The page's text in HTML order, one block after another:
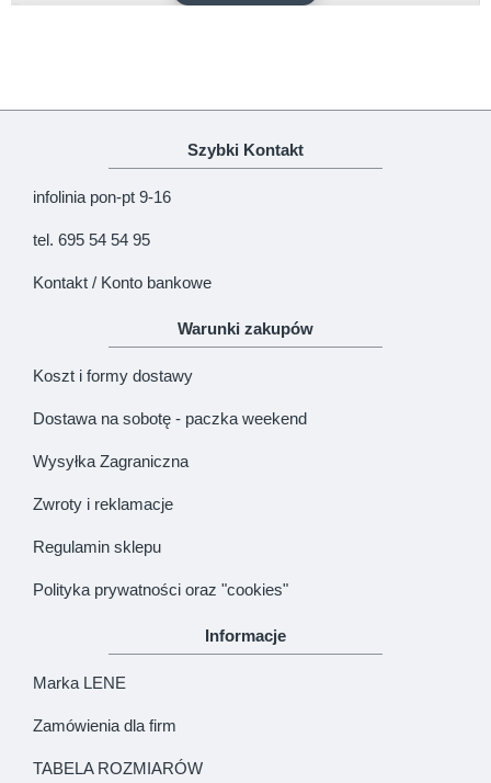
Twoja opinia
ZłaSzybki Kontakt
infolinia pon-pt 9-16
tel. 695 54 54 95
Kontakt / Konto bankowe
Warunki zakupów
Koszt i formy dostawy
Dostawa na sobotę - paczka weekend
Wysyłka Zagraniczna
Zwroty i reklamacje
Regulamin sklepu
Polityka prywatności oraz "cookies"
Informacje
Marka LENE
Zamówienia dla firm
TABELA ROZMIARÓW